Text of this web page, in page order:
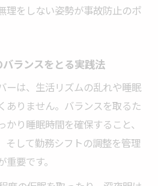
理をしない姿勢が事故防止のポ
ランスをとる実践法
ーは、生活リズムの乱れや睡眠
ありません。バランスを取るた
り睡眠時間を確保すること、
そして勤務シフトの調整を管理
要です。